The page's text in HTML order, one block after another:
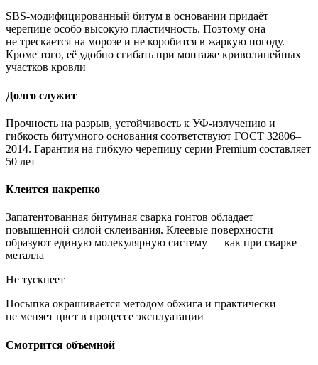
SBS-модифицированный битум в основании придаёт
черепице особо высокую пластичность. Поэтому она
не трескается на морозе и не коробится в жаркую погоду.
Кроме того, её удобно сгибать при монтаже криволинейных
участков кровли
Долго служит
Прочность на разрыв, устойчивость к УФ-излучению и
гибкость битумного основания соответствуют ГОСТ 32806–
2014. Гарантия на гибкую черепицу серии Premium составляет
50 лет
Клеится накрепко
Запатентованная битумная сварка гонтов обладает
повышенной силой склеивания. Клеевые поверхности
образуют единую молекулярную систему — как при сварке
металла
Не тускнеет
Посыпка окрашивается методом обжига и практически
не меняет цвет в процессе эксплуатации
Смотрится объемной